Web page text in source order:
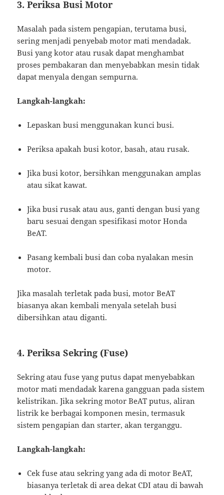
3. Periksa Busi Motor
Masalah pada sistem pengapian, terutama busi,
sering menjadi penyebab motor mati mendadak.
Busi yang kotor atau rusak dapat menghambat
proses pembakaran dan menyebabkan mesin tidak
dapat menyala dengan sempurna.
Langkah-langkah:
Lepaskan busi menggunakan kunci busi.
Periksa apakah busi kotor, basah, atau rusak.
Jika busi kotor, bersihkan menggunakan amplas
atau sikat kawat.
Jika busi rusak atau aus, ganti dengan busi yang
baru sesuai dengan spesifikasi motor Honda
BeAT.
Pasang kembali busi dan coba nyalakan mesin
motor.
Jika masalah terletak pada busi, motor BeAT
biasanya akan kembali menyala setelah busi
dibersihkan atau diganti.
4. Periksa Sekring (Fuse)
Sekring atau fuse yang putus dapat menyebabkan
motor mati mendadak karena gangguan pada sistem
kelistrikan. Jika sekring motor BeAT putus, aliran
listrik ke berbagai komponen mesin, termasuk
sistem pengapian dan starter, akan terganggu.
Langkah-langkah:
Cek fuse atau sekring yang ada di motor BeAT,
biasanya terletak di area dekat CDI atau di bawah